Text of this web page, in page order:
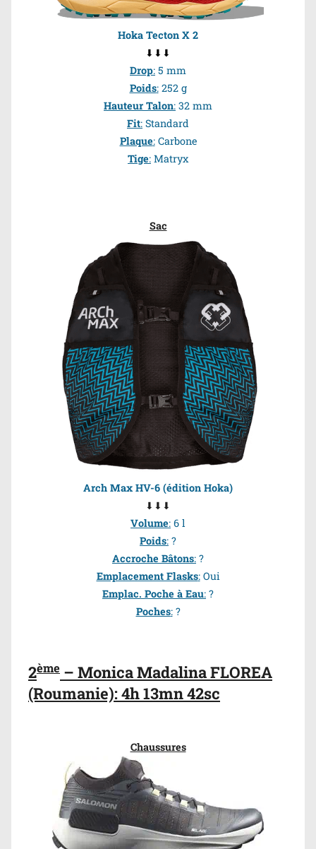
Hoka Tecton X 2
⬇⬇⬇
Drop: 5 mm
Poids:252 g
Hauteur Talon: 32 mm
Fit: Standard
Plaque:Carbone
Tige: Matryx
Sac
Arch Max HV-6 (édition Hoka)
⬇⬇⬇
Volume: 6 l
Poids: ?
Accroche Bâtons: ?
Emplacement Flasks:Oui
Emplac. Poche à Eau: ?
Poches:?
2ème – Monica Madalina FLOREA
(Roumanie): 4h 13mn 42sc
Chaussures